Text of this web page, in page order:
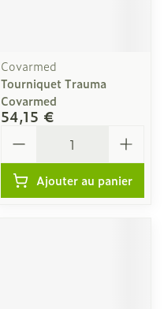
Covarmed
Tourniquet Trauma
Covarmed
54,15 €
Ajouter au panier